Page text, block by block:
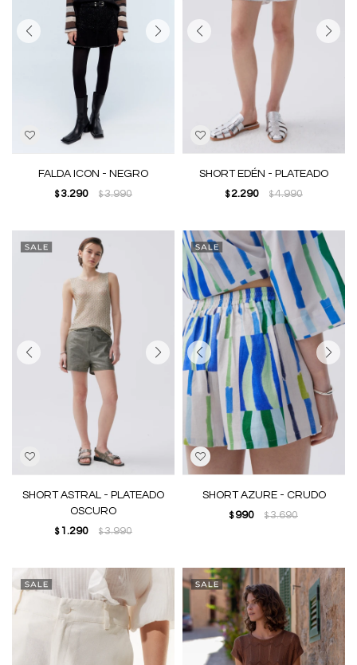
FALDA ICON - NEGRO
$ 3.290 $3.990
SHORT EDÉN - PLATEADO
$ 2.290 $4.990
SHORT ASTRAL - PLATEADO
OSCURO
$ 1.290 $3.990
SHORT AZURE - CRUDO
$ 990 $3.690